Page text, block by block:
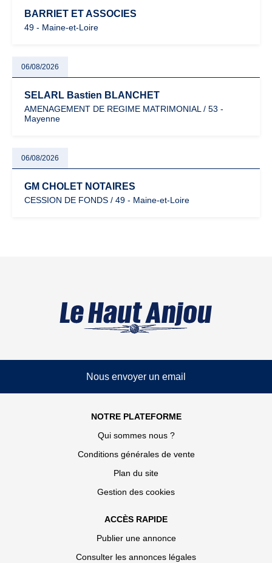
BARRIET ET ASSOCIES
49 - Maine-et-Loire
06/08/2026
SELARL Bastien BLANCHET
AMENAGEMENT DE REGIME MATRIMONIAL / 53 -
Mayenne
06/08/2026
GM CHOLET NOTAIRES
CESSION DE FONDS / 49 - Maine-et-Loire
Nous envoyer un email
NOTRE PLATEFORME
Qui sommes nous ?
Conditions générales de vente
Plan du site
Gestion des cookies
ACCÈS RAPIDE
Publier une annonce
Consulter les annonces légales